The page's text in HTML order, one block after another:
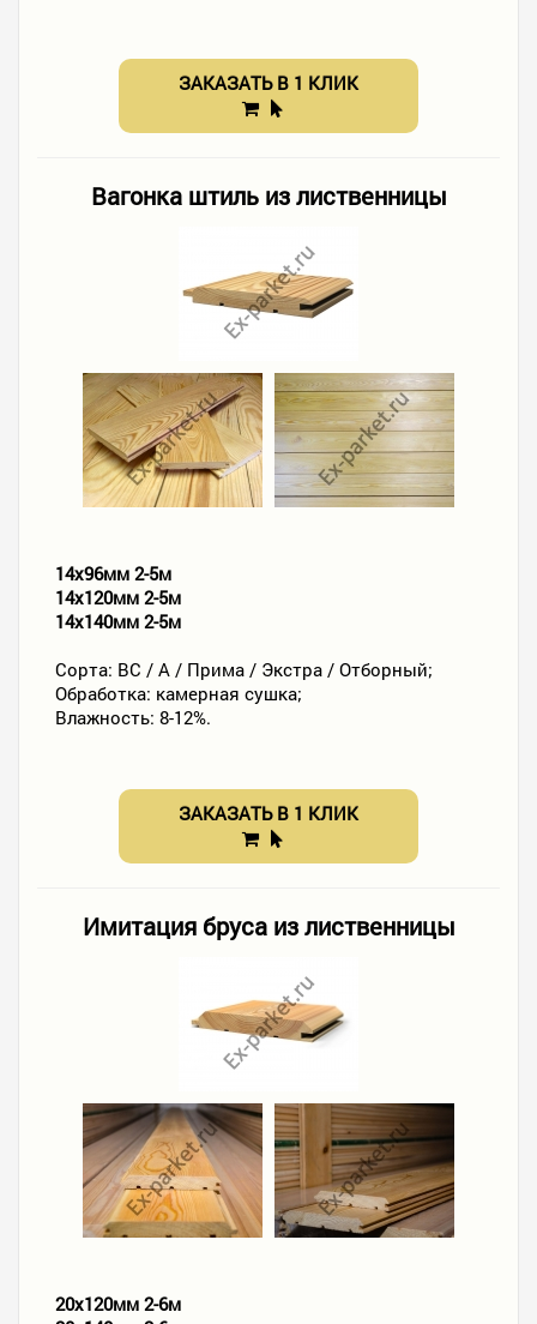
ЗАКАЗАТЬ В 1 КЛИК
Вагонка штиль из лиственницы
14х96мм 2-5м
14х120мм 2-5м
14х140мм 2-5м
Сорта: ВС / А / Прима / Экстра / Отборный;
Обработка: камерная сушка;
Влажность: 8-12%.
ЗАКАЗАТЬ В 1 КЛИК
Имитация бруса из лиственницы
20х120мм 2-6м